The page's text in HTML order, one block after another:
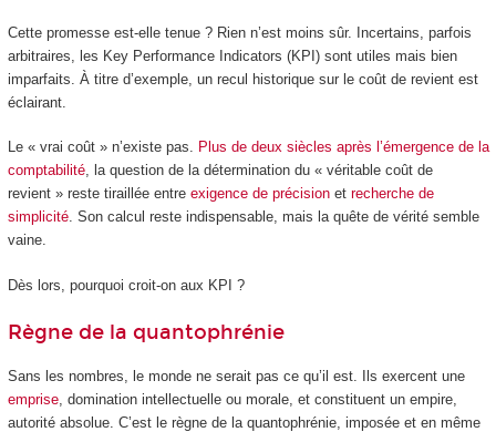
Cette promesse est-elle tenue ? Rien n’est moins sûr. Incertains, parfois
arbitraires, les Key Performance Indicators (KPI) sont utiles mais bien
imparfaits. À titre d’exemple, un recul historique sur le coût de revient est
éclairant.
Le « vrai coût » n’existe pas. Plus de deux siècles après l’émergence de la
comptabilité, la question de la détermination du « véritable coût de
revient » reste tiraillée entre exigence de précisionet recherche de
simplicité. Son calcul reste indispensable, mais la quête de vérité semble
vaine.
Dès lors, pourquoi croit-on aux KPI ?
Règne de la quantophrénie
Sans les nombres, le monde ne serait pas ce qu’il est. Ils exercent une
emprise, domination intellectuelle ou morale, et constituent un empire,
autorité absolue. C’est le règne de la quantophrénie, imposée et en même